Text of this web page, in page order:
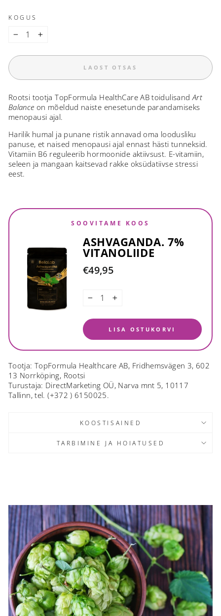
KOGUS
LAOST OTSAS
Rootsi tootja TopFormula HealthCare AB toidulisand Art
Balance on mõeldud naiste enesetunde parandamiseks
menopausi ajal.
Harilik humal ja punane ristik annavad oma loodusliku
panuse, et naised menopausi ajal ennast hästi tunneksid.
Vitamiin B6 reguleerib hormoonide aktiivsust. E-vitamiin,
seleen ja mangaan kaitsevad rakke oksüdatiivse stressi
eest.
SOOVITAME KOOS
ASHVAGANDA. 7%
VITANOLIIDE
€49,95
+
LISA OSTUKORVI
Tootja: TopFormula Healthcare AB, Fridhemsvägen 3, 602
13 Norrköping, Rootsi
Turustaja: DirectMarketing OÜ, Narva mnt 5, 10117
Tallinn, tel. (+372 ) 6150025.
KOOSTISAINED
TARBIMINE JA HOIATUSED